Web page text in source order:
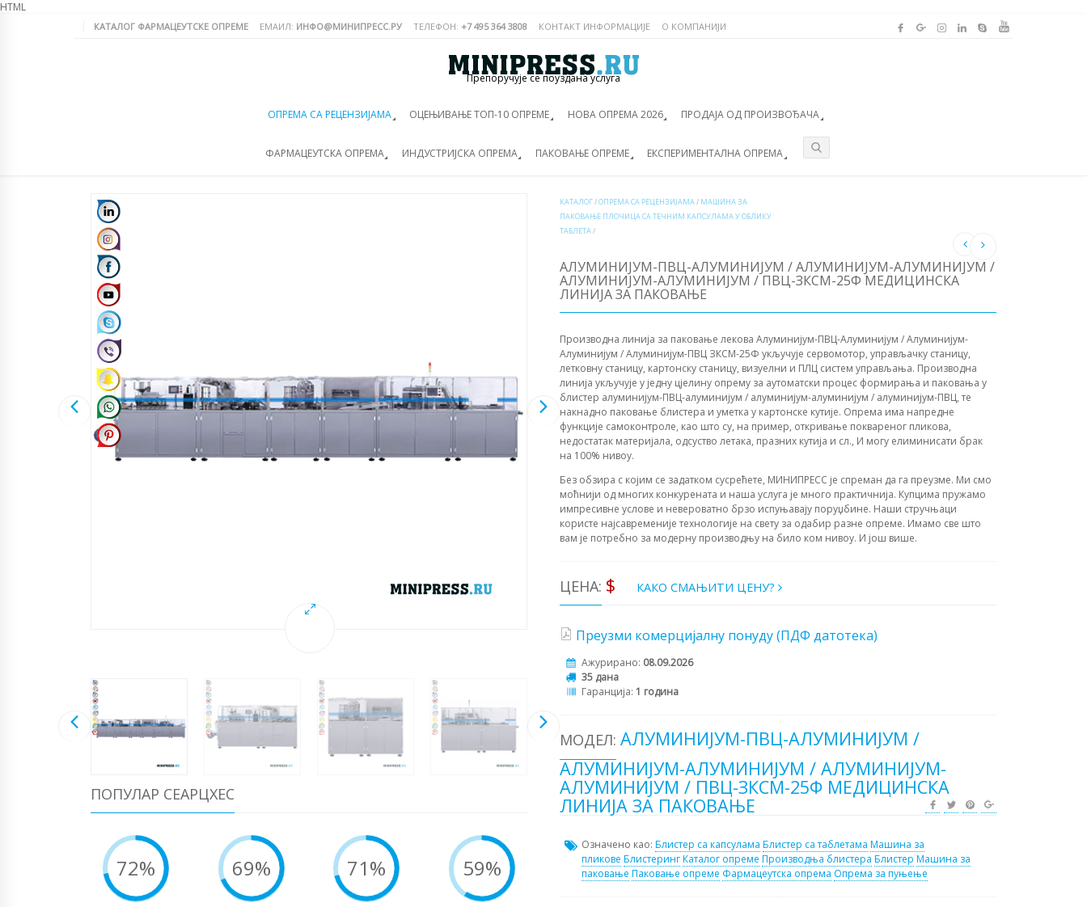
HTML
КАТАЛОГ ФАРМАЦЕУТСКЕ ОПРЕМЕ ЕМАИЛ: ИНФО@МИНИПРЕСС.РУ ТЕЛЕФОН: +7 495 364 3808 КОНТАКТ ИНФОРМАЦИЈЕ О КОМПАНИЈИ
Препоручује се поуздана услуга
ОПРЕМА СА РЕЦЕНЗИЈАМА ОЦЕЊИВАЊЕ ТОП-10 ОПРЕМЕ НОВА ОПРЕМА 2026 ПРОДАЈА ОД ПРОИЗВОЂАЧА
ФАРМАЦЕУТСКА ОПРЕМА ИНДУСТРИЈСКА ОПРЕМА ПАКОВАЊЕ ОПРЕМЕ ЕКСПЕРИМЕНТАЛНА ОПРЕМА
ПОПУЛАР СЕАРЦХЕС
72% 69% 71% 59%
КАТАЛОГ/ОПРЕМА СА РЕЦЕНЗИЈАМА/ МАШИНА ЗА
ПАКОВАЊЕ ПЛОЧИЦА СА ТЕЧНИМ КАПСУЛАМА У ОБЛИКУ
ТАБЛЕТА/
АЛУМИНИЈУМ-ПВЦ-АЛУМИНИЈУМ / АЛУМИНИЈУМ-АЛУМИНИЈУМ /
АЛУМИНИЈУМ-АЛУМИНИЈУМ / ПВЦ-ЗКСМ-25Ф МЕДИЦИНСКА
ЛИНИЈА ЗА ПАКОВАЊЕ
Производна линија за паковање лекова Алуминијум-ПВЦ-Алуминијум / Алуминијум-
Алуминијум / Алуминијум-ПВЦ ЗКСМ-25Ф укључује сервомотор, управљачку станицу,
летковну станицу, картонску станицу, визуелни и ПЛЦ систем управљања. Производна
линија укључује у једну цјелину опрему за аутоматски процес формирања и паковања у
блистер алуминијум-ПВЦ-алуминијум / алуминијум-алуминијум / алуминијум-ПВЦ, те
накнадно паковање блистера и уметка у картонске кутије. Опрема има напредне
функције самоконтроле, као што су, на пример, откривање поквареног пликова,
недостатак материјала, одсуство летака, празних кутија и сл., И могу елиминисати брак
на 100% нивоу.
Без обзира с којим се задатком сусрећете, МИНИПРЕСС је спреман да га преузме. Ми смо
моћнији од многих конкурената и наша услуга је много практичнија. Купцима пружамо
импресивне услове и невероватно брзо испуњавају поруџбине. Наши стручњаци
користе најсавременије технологије на свету за одабир разне опреме. Имамо све што
вам је потребно за модерну производњу на било ком нивоу. И још више.
ЦЕНА: $ КАКО СМАЊИТИ ЦЕНУ?
Преузми комерцијалну понуду (ПДФ датотека)
Ажурирано: 08.09.2026
35 дана
Гаранција: 1 година
МОДЕЛ: АЛУМИНИЈУМ-ПВЦ-АЛУМИНИЈУМ /
АЛУМИНИЈУМ-АЛУМИНИЈУМ / АЛУМИНИЈУМ-
АЛУМИНИЈУМ / ПВЦ-ЗКСМ-25Ф МЕДИЦИНСКА
ЛИНИЈА ЗА ПАКОВАЊЕ
Означено као: Блистер са капсулама Блистер са таблетама Машина за
пликове БлистерингКаталог опреме Производња блистера Блистер Машина за
паковање Паковање опреме Фармацеутска опрема Опрема за пуњење